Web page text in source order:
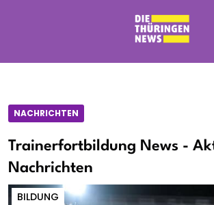
NACHRICHTEN
Trainerfortbildung News -
Nachrichten
BILDUNG